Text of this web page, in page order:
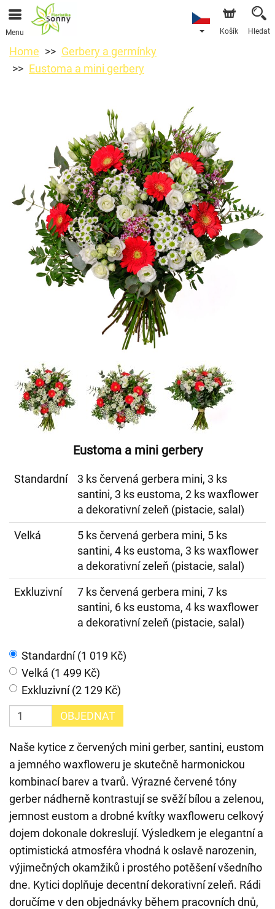
Menu Košík Hledat
Home
Gerbery a germínky
Eustoma a mini gerbery
Eustoma a mini gerbery
Standardní
3 ks červená gerbera mini, 3 ks
santini, 3 ks eustoma, 2 ks waxflower
a dekorativní zeleň (pistacie, salal)
Velká
5 ks červená gerbera mini, 5 ks
santini, 4 ks eustoma, 3 ks waxflower
a dekorativní zeleň (pistacie, salal)
Exkluzivní
7 ks červená gerbera mini, 7 ks
santini, 6 ks eustoma, 4 ks waxflower
a dekorativní zeleň (pistacie, salal)
Standardní (1 019 Kč)
Velká (1 499 Kč)
Exkluzivní (2 129 Kč)
OBJEDNAT
Naše kytice z červených mini gerber, santini, eustom
a jemného waxfloweru je skutečně harmonickou
kombinací barev a tvarů. Výrazné červené tóny
gerber nádherně kontrastují se svěží bílou a zelenou,
jemnost eustom a drobné kvítky waxfloweru celkový
dojem dokonale dokreslují. Výsledkem je elegantní a
optimistická atmosféra vhodná k oslavě narozenin,
výjimečných okamžiků i prostého potěšení všedního
dne. Kytici doplňuje decentní dekorativní zeleň. Rádi
doručíme v den objednávky během pracovních dnů,